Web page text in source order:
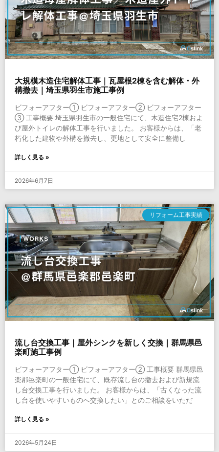
大規模木造住宅解体工事｜瓦屋根2棟を含む解体・外
構撤去｜埼玉県羽生市施工事例
ビフォーアフター① ビフォーアフター② ビフォーアフター
③ 工事概要 埼玉県羽生市の一般住宅にて、木造住宅2棟およ
び屋外トイレの解体工事を行いました。 お客様からは、「老
朽化した建物や外構を撤去し、更地として安全に整備し
詳しく見る »
2026年6月7日
リフォーム工事実績
流し台交換工事｜屋外シンクを新しく交換｜群馬県邑
楽町施工事例
ビフォーアフター① ビフォーアフター② 工事概要 群馬県邑
楽郡邑楽町の一般住宅にて、既存流し台の撤去および新規流
し台交換工事を行いました。 お客様からは、「古くなった流
し台を使いやすいものへ交換したい」とのご相談をいただ
詳しく見る »
2026年5月24日